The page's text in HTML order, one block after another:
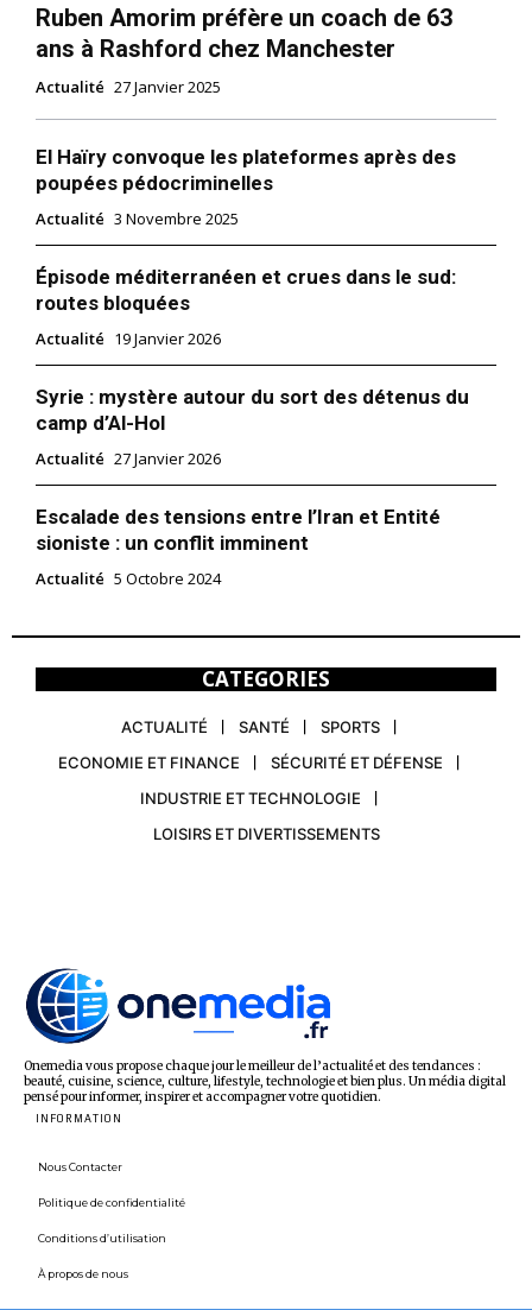
Ruben Amorim préfère un coach de 63
ans à Rashford chez Manchester
Actualité 27 Janvier 2025
El Haïry convoque les plateformes après des
poupées pédocriminelles
Actualité 3 Novembre 2025
Épisode méditerranéen et crues dans le sud:
routes bloquées
Actualité 19 Janvier 2026
Syrie : mystère autour du sort des détenus du
camp d’Al-Hol
Actualité 27 Janvier 2026
Escalade des tensions entre l’Iran et Entité
sioniste : un conflit imminent
Actualité 5 Octobre 2024
CATEGORIES
ACTUALITÉ SANTÉ
SPORTS
ECONOMIE ET FINANCE
SÉCURITÉ ET DÉFENSE
INDUSTRIE ET TECHNOLOGIE
LOISIRS ET DIVERTISSEMENTS
Onemedia vous propose chaque jour le meilleur de l’actualité et des tendances :
beauté, cuisine, science, culture, lifestyle, technologie et bien plus. Un média digital
pensé pour informer, inspirer et accompagner votre quotidien.
INFORMATION
Nous Contacter
Politique de confidentialité
Conditions d’utilisation
À propos de nous